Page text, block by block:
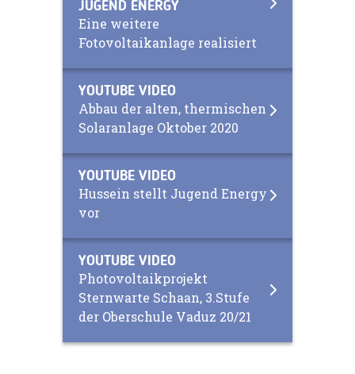
JUGEND ENERGY
Eine weitere
Fotovoltaikanlage realisiert
YOUTUBE VIDEO
Abbau der alten, thermischen
Solaranlage Oktober 2020
YOUTUBE VIDEO
Hussein stellt Jugend Energy
vor
YOUTUBE VIDEO
Photovoltaikprojekt
Sternwarte Schaan, 3.Stufe
der Oberschule Vaduz 20/21